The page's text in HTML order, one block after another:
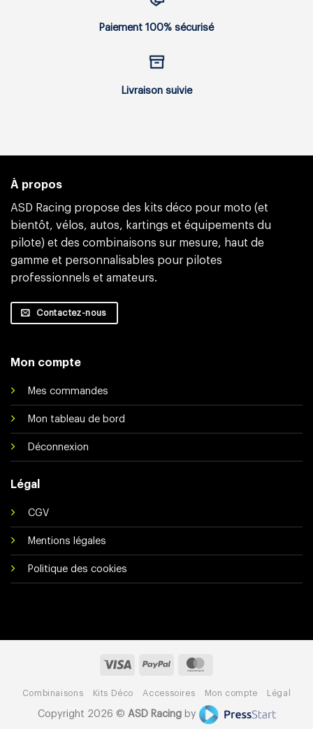
Paiement 100% sécurisé
Livraison suivie
À propos
ASD Racing propose des kits déco pour moto (et
bientôt, vélos, autos, kartings et équipements du
pilote) et des combinaisons sur mesure, haut de
gamme et personnalisables pour pilotes
professionnels et amateurs.
Contactez-nous
Mon compte
Mes commandes
Mon tableau de bord
Déconnexion
Légal
CGV
Mentions légales
Politique des cookies
Visa PayPal
Combinaisons Kits Déco Accessoires Mon compte Légal
Copyright 2026 © ASD Racingby